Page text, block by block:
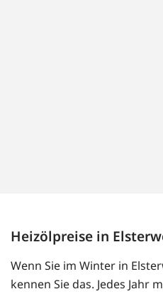
Heizölpreise in
Wenn Sie im Winter in
kennen Sie das. Jedes Jahr